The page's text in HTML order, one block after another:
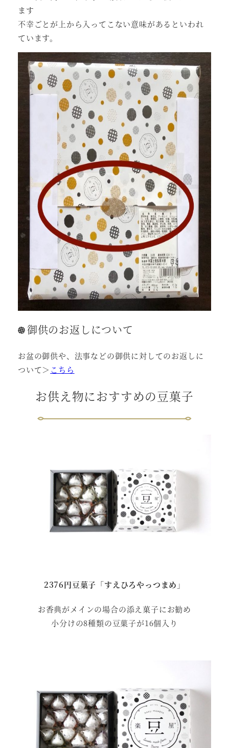
ます
不幸ごとが上から入ってこない意味があるといわれ
ています。
御供のお返しについて
お盆の御供や、法事などの御供に対してのお返しに
ついて＞ こちら
お供え物におすすめの豆菓子
2376円豆菓子「すえひろやっつまめ」
お香典がメインの場合の添え菓子にお勧め
小分けの8種類の豆菓子が16個入り